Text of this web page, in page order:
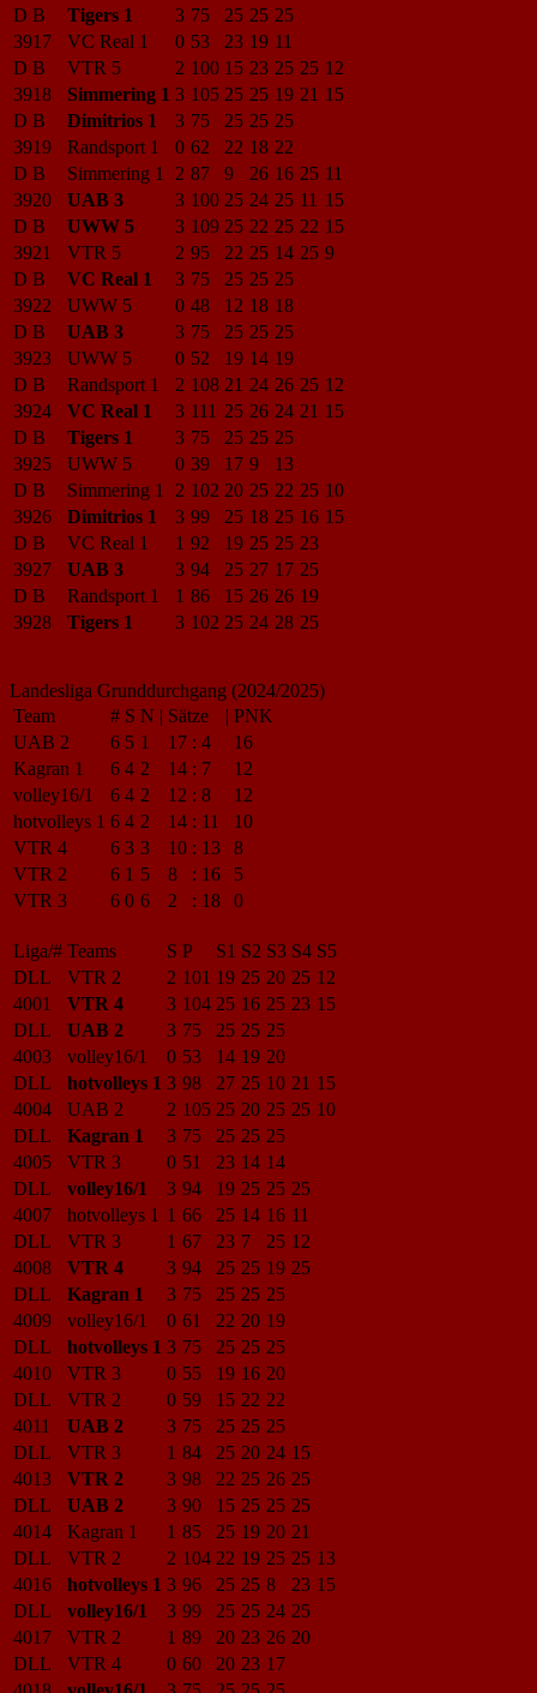
D B
Tigers 1 3 75 25 25 25
3917
VC Real 1 0 53 23 19 11
D B
VTR 5 2 100 15 23 25 25 12
3918
Simmering 1 3 105 25 25 19 21 15
D B
Dimitrios 1 3 75 25 25 25
3919
Randsport 1 0 62 22 18 22
D B
Simmering 1 2 87 9 26 16 25 11
3920
UAB 3 3 100 25 24 25 11 15
D B
UWW 5 3 109 25 22 25 22 15
3921
VTR 5 2 95 22 25 14 25 9
D B
VC Real 1 3 75 25 25 25
3922
UWW 5 0 48 12 18 18
D B
UAB 3 3 75 25 25 25
3923
UWW 5 0 52 19 14 19
D B
Randsport 1 2 108 21 24 26 25 12
3924
VC Real 1 3 111 25 26 24 21 15
D B
Tigers 1 3 75 25 25 25
3925
UWW 5 0 39 17 9
13
D B
Simmering 1 2 102 20 25 22 25 10
3926
Dimitrios 1 3 99 25 18 25 16 15
D B
VC Real 1 1 92 19 25 25 23
3927
UAB 3 3 94 25 27 17 25
D B
Randsport 1 1 86 15 26 26 19
3928
Tigers 1 3 102 25 24 28 25
Landesliga Grunddurchgang (2024/2025)
Team
# S N | Sätze | PNK
UAB 2
6 5 1 17 : 4
16
Kagran 1
6 4 2 14 : 7
12
volley16/1
6 4 2 12 : 8
12
hotvolleys 1 6 4 2 14 : 11
10
VTR 4
6 3 3 10 : 13
8
VTR 2
6 1 5 8 : 16
5
VTR 3
6 0 6 2 : 18 0
Liga/# Teams S P S1 S2 S3 S4 S5
DLL
VTR 2 2 101 19 25 20 25 12
4001
VTR 4 3 104 25 16 25 23 15
DLL
UAB 2 3 75 25 25 25
4003
volley16/1 0 53 14 19 20
DLL
hotvolleys 1 3 98 27 25 10 21 15
4004
UAB 2 2 105 25 20 25 25 10
DLL
Kagran 1 3 75 25 25 25
4005
VTR 3 0 51 23 14 14
DLL
volley16/1 3 94 19 25 25 25
4007
hotvolleys 1 1 66 25 14 16 11
DLL
VTR 3 1 67 23 7 25 12
4008
VTR 4 3 94 25 25 19 25
DLL
Kagran 1 3 75 25 25 25
4009
volley16/1 0 61 22 20 19
DLL
hotvolleys 1 3 75 25 25 25
4010
VTR 3 0 55 19 16 20
DLL
VTR 2 0 59 15 22 22
4011
UAB 2 3 75 25 25 25
DLL
VTR 3 1 84 25 20 24 15
4013
VTR 2 3 98 22 25 26 25
DLL
UAB 2 3 90 15 25 25 25
4014
Kagran 1 1 85 25 19 20 21
DLL
VTR 2 2 104 22 19 25 25 13
4016
hotvolleys 1 3 96 25 25 8 23 15
DLL
volley16/1 3 99 25 25 24 25
4017
VTR 2 1 89 20 23 26 20
DLL
VTR 4 0 60 20 23 17